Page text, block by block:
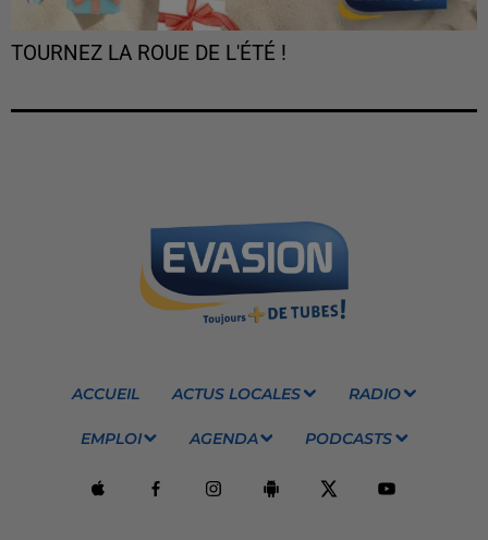
TOURNEZ LA ROUE DE L'ÉTÉ !
ACCUEIL ACTUS LOCALES RADIO
EMPLOI AGENDA PODCASTS